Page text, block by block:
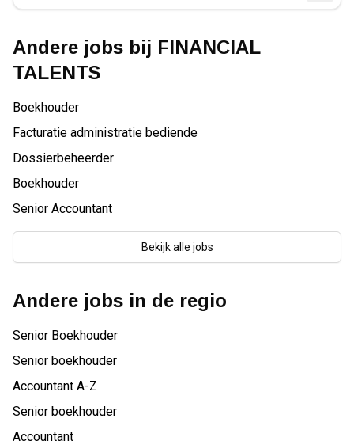
Andere jobs bij FINANCIAL
TALENTS
Boekhouder
Facturatie administratie bediende
Dossierbeheerder
Boekhouder
Senior Accountant
Bekijk alle jobs
Andere jobs in de regio
Senior Boekhouder
Senior boekhouder
Accountant A-Z
Senior boekhouder
Accountant